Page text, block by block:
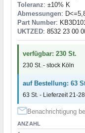
Toleranz: ±10% K
Abmessungen:
Part Number:
UKTZED: 8532 23 00
verfügbar: 230 St.
230 St. - stock Köln
auf Bestellung: 63
63 St. - Lieferzeit 21-
Benachrichtigung
ANZAHL